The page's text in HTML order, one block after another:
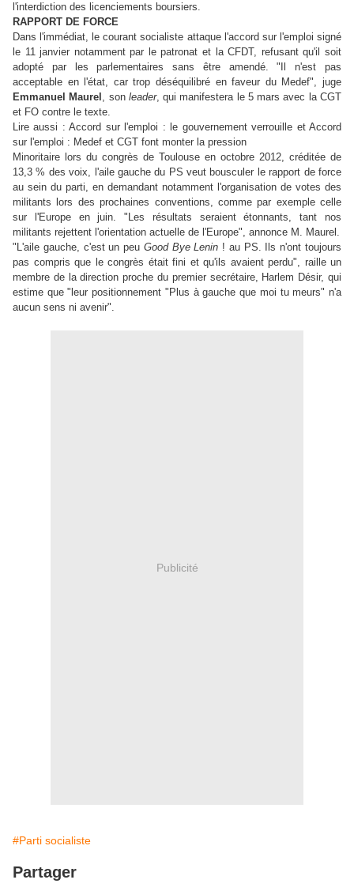
l'interdiction des licenciements boursiers.
RAPPORT DE FORCE
Dans l'immédiat, le courant socialiste attaque l'accord sur l'emploi signé
le 11 janvier notamment par le patronat et la CFDT, refusant qu'il soit
adopté par les parlementaires sans être amendé. "Il n'est pas
acceptable en l'état, car trop déséquilibré en faveur du Medef", juge
Emmanuel Maurel , son leader, qui manifestera le 5 mars avec la CGT
et FO contre le texte.
Lire aussi : Accord sur l'emploi : le gouvernement verrouille et Accord
sur l'emploi : Medef et CGT font monter la pression
Minoritaire lors du congrès de Toulouse en octobre 2012, créditée de
13,3 % des voix, l'aile gauche du PS veut bousculer le rapport de force
au sein du parti, en demandant notamment l'organisation de votes des
militants lors des prochaines conventions, comme par exemple celle
sur l'Europe en juin. "Les résultats seraient étonnants, tant nos
militants rejettent l'orientation actuelle de l'Europe", annonce M. Maurel.
"L'aile gauche, c'est un peu Good Bye Lenin ! au PS. Ils n'ont toujours
pas compris que le congrès était fini et qu'ils avaient perdu", raille un
membre de la direction proche du premier secrétaire, Harlem Désir, qui
estime que "leur positionnement "Plus à gauche que moi tu meurs" n'a
aucun sens ni avenir".
Publicité
#Parti socialiste
Partager